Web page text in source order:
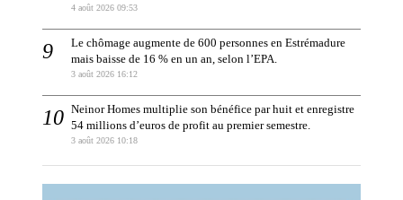
4 août 2026 09:53
Le chômage augmente de 600 personnes en Estrémadure
mais baisse de 16 % en un an, selon l’EPA.
3 août 2026 16:12
Neinor Homes multiplie son bénéfice par huit et enregistre
54 millions d’euros de profit au premier semestre.
3 août 2026 10:18